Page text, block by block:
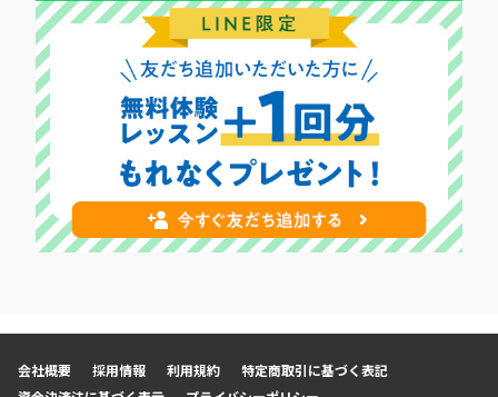
会社概要 採用情報 利用規約
特定商取引に基づく表記